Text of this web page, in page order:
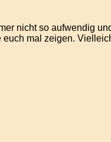
nicht so aufwendig
mal zeigen.